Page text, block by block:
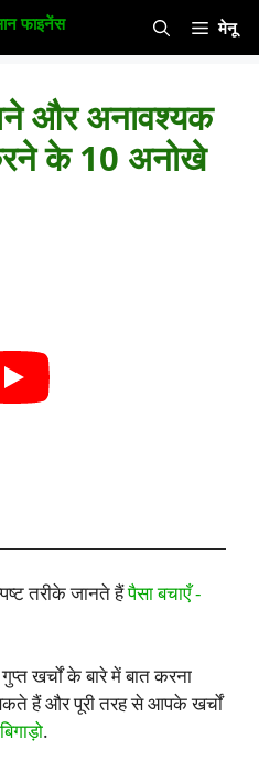
मेनू
और अनावश्यक
के 10 अनोखे
तरीके जानते हैंपैसा बचाएँ -
खर्चों के बारे में बात करना
हैं और पूरी तरह से आपके खर्चों
.